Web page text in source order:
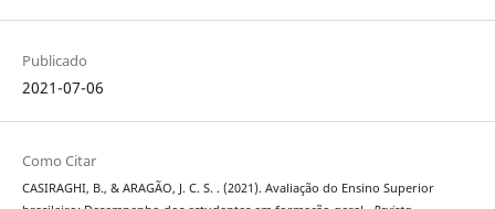
Publicado
2021-07-06
Como Citar
CASIRAGHI, B., & ARAGÃO, J. C. S. . (2021). Avaliação do Ensino Superior